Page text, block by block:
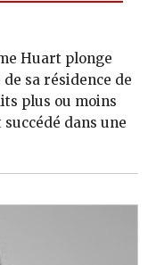
Huart plonge
sa résidence de
plus ou moins
dans une